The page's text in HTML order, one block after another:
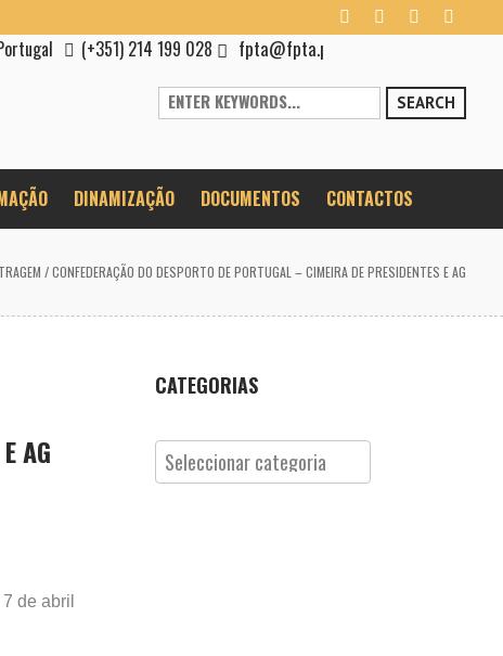
(+351) 214 199 028 fpta@fpta.pt
SEARCH
DINAMIZAÇÃO DOCUMENTOS CONTACTOS
/CONFEDERAÇÃO DO DESPORTO DE PORTUGAL – CIMEIRA DE PRESIDENTES E AG
AG
de abril
CATEGORIAS
Categorias